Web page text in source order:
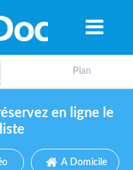
Plan
en ligne le
A Domicile